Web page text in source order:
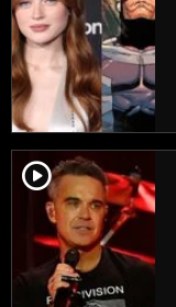
player2